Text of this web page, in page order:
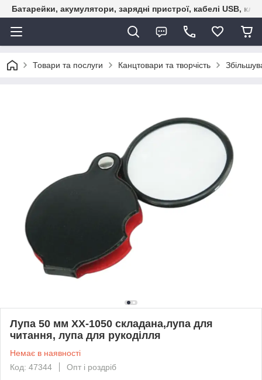
Батарейки, акумулятори, зарядні пристрої, кабелі USB,
Товари та послуги Канцтовари та творчість
Лупа 50 мм XX-1050 складана,лупа для
читання, лупа для рукоділля
Немає в наявності
Код: 47344
Опт і роздріб